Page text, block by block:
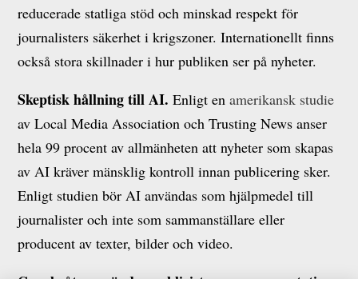
reducerade statliga stöd och minskad respekt för
journalisters säkerhet i krigszoner. Internationellt finns
också stora skillnader i hur publiken ser på nyheter.
Skeptisk hållning till AI. Enligt enamerikansk studie
av Local Media Association och Trusting News anser
hela 99 procent av allmänheten att nyheter som skapas
av AI kräver mänsklig kontroll innan publicering sker.
Enligt studien bör AI användas som hjälpmedel till
journalister och inte som sammanställare eller
producent av texter, bilder och video.
Google återanvänder publicisternas argumentation.